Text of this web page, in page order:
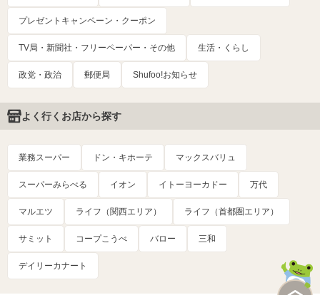
プレゼントキャンペーン・クーポン
TV局・新聞社・フリーペーパー・その他 生活・くらし
政党・政治 郵便局 Shufoo!お知らせ
よく行くお店から探す
業務スーパー ドン・キホーテ マックスバリュ
スーパーみらべる イオン イトーヨーカドー 万代
マルエツ ライフ（関西エリア） ライフ（首都圏エリア）
サミット コープこうべ バロー 三和
デイリーカナート